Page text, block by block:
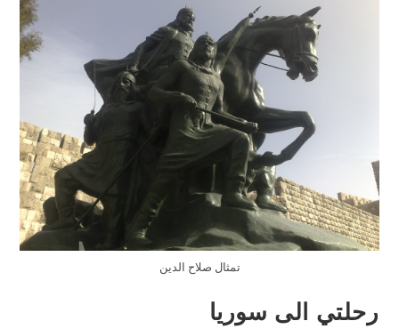
تمثال صلاح الدين
رحلتي الى سوريا